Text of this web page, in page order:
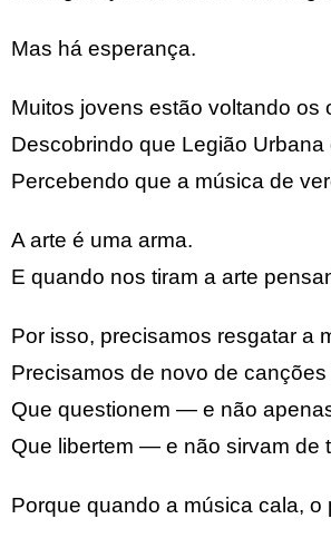
Mas há esperança.
Muitos jovens estão voltando os
Descobrindo que Legião
Percebendo que a música de
A arte é uma arma.
E quando nos tiram a arte
Por isso, precisamos resgatar a
Precisamos de novo de
Que questionem — e não
Que libertem — e não sirvam de
Porque quando a música cala,